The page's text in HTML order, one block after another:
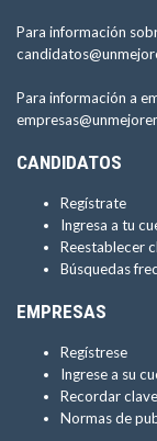
Para información
Para información a
CANDIDATOS
Regístrate
Ingresa a tu
Reestablecer
Búsquedas
EMPRESAS
Regístrese
Ingrese a su
Recordar clave
Normas de